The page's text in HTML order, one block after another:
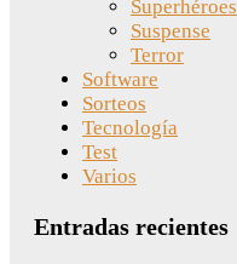
Superhéroes
Suspense
Terror
Software
Sorteos
Tecnología
Test
Varios
Entradas recientes